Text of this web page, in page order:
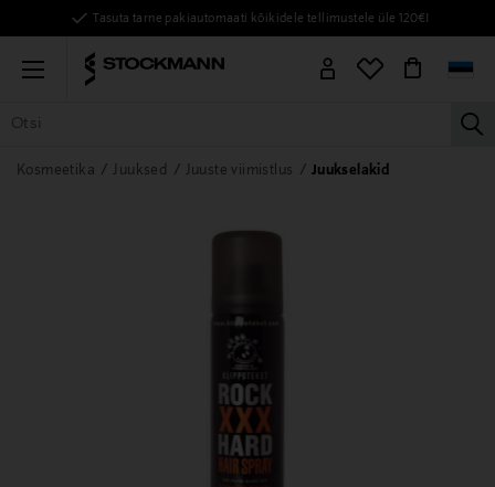
Tasuta tarne pakiautomaati kõikidele tellimustele üle 120€!
Menu
KÕIK TOOTED NAISED MEHED LAPSED KODU
Kosmeetika Juuksed Juuste viimistlus Juukselakid